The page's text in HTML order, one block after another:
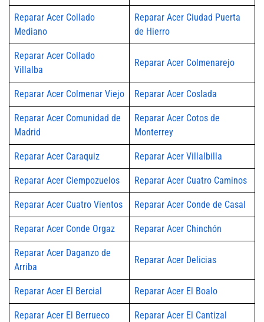
Reparar Acer Collado
Mediano
Reparar Acer Ciudad Puerta
de Hierro
Reparar Acer Collado
Villalba
Reparar Acer Colmenarejo
Reparar Acer Colmenar Viejo Reparar Acer Coslada
Reparar Acer Comunidad de
Madrid
Reparar Acer Cotos de
Monterrey
Reparar Acer Caraquiz Reparar Acer Villalbilla
Reparar Acer Ciempozuelos Reparar Acer Cuatro Caminos
Reparar Acer Cuatro Vientos Reparar Acer Conde de Casal
Reparar Acer Conde Orgaz Reparar Acer Chinchón
Reparar Acer Daganzo de
Arriba
Reparar Acer Delicias
Reparar Acer El Bercial Reparar Acer El Boalo
Reparar Acer El Berrueco Reparar Acer El Cantizal